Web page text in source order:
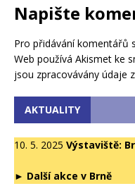
Napište
Pro přidávání komentářů
Web používá Akismet ke
jsou zpracovávány údaje
AKTUALITY
10. 5. 2025 Výstaviště:
► Další akce v Brně